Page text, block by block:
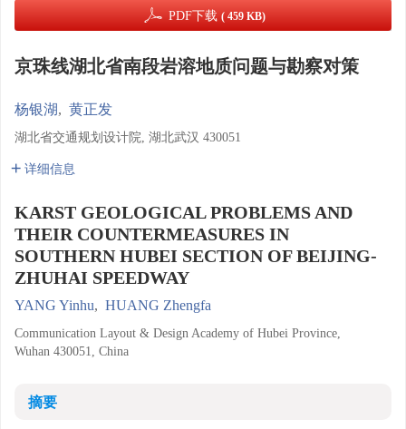
PDF下载 ( 459 KB)
京珠线湖北省南段岩溶地质问题与勘察对策
杨银湖, 黄正发
湖北省交通规划设计院, 湖北武汉 430051
详细信息
KARST GEOLOGICAL PROBLEMS AND
THEIR COUNTERMEASURES IN
SOUTHERN HUBEI SECTION OF BEIJING-
ZHUHAI SPEEDWAY
YANG Yinhu, HUANG Zhengfa
Communication Layout & Design Academy of Hubei Province,
Wuhan 430051, China
摘要